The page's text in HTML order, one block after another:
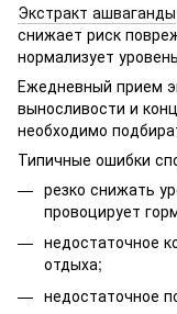
Экстракт ашваганды
снижает риск
нормализует
Ежедневный прием
выносливости и
необходимо
Типичные ошибки
резко снижать
провоцирует
недостаточное
отдыха;
недостаточное